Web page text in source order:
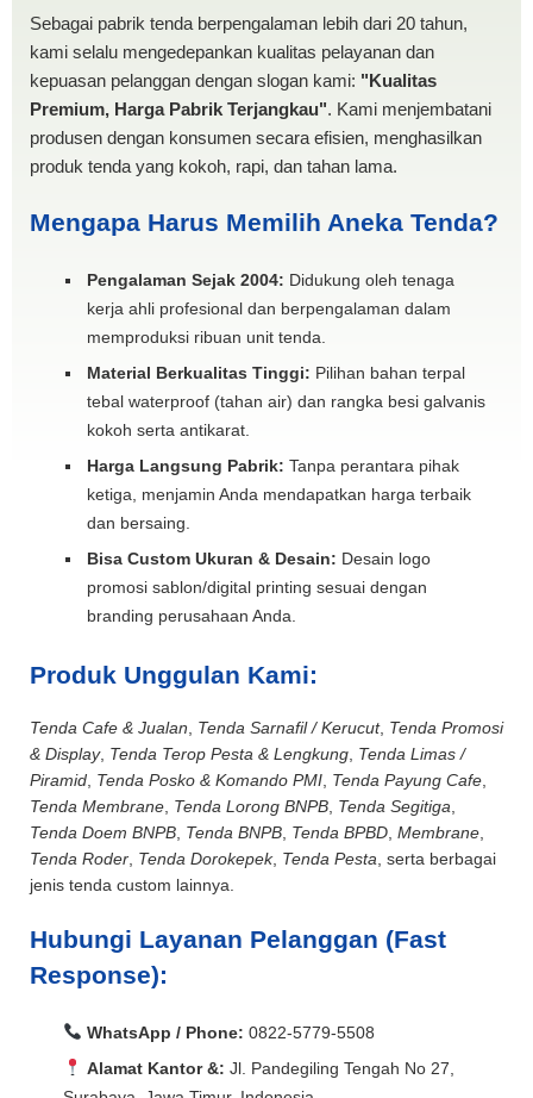
Sebagai pabrik tenda berpengalaman lebih dari 20 tahun,
kami selalu mengedepankan kualitas pelayanan dan
kepuasan pelanggan dengan slogan kami: "Kualitas
Premium, Harga Pabrik Terjangkau". Kami menjembatani
produsen dengan konsumen secara efisien, menghasilkan
produk tenda yang kokoh, rapi, dan tahan lama.
Mengapa Harus Memilih Aneka Tenda?
Pengalaman Sejak 2004: Didukung oleh tenaga
kerja ahli profesional dan berpengalaman dalam
memproduksi ribuan unit tenda.
Material Berkualitas Tinggi: Pilihan bahan terpal
tebal waterproof (tahan air) dan rangka besi galvanis
kokoh serta antikarat.
Harga Langsung Pabrik: Tanpa perantara pihak
ketiga, menjamin Anda mendapatkan harga terbaik
dan bersaing.
Bisa Custom Ukuran & Desain: Desain logo
promosi sablon/digital printing sesuai dengan
branding perusahaan Anda.
Produk Unggulan Kami:
Tenda Cafe & Jualan Tenda Sarnafil / Kerucut, Tenda Promosi
& Display, Tenda Terop Pesta & Lengkung Tenda Limas /
Piramid Tenda Posko & Komando PMI Tenda Payung Cafe
Tenda Membrane Tenda Lorong BNPB Tenda Segitiga
Tenda Doem BNPB Tenda BNPB Tenda BPBD Membrane
Tenda Roder Tenda Dorokepek, Tenda Pesta , serta berbagai
jenis tenda custom lainnya.
Hubungi Layanan Pelanggan (Fast
Response):
WhatsApp / Phone: 0822-5779-5508
Alamat Kantor &: Jl. Pandegiling Tengah No 27,